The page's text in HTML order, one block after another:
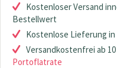
Kostenloser Versand
Bestellwert
Kostenlose Lieferung in
Versandkostenfrei ab
Portoflatrate